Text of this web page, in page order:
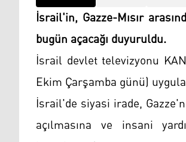
İsrail'in, Gazze-Mısır
bugün açacağı duyuruldu.
İsrail devlet televizyonu
Ekim Çarşamba günü)
İsrail'de siyasi irade,
açılmasına ve insani